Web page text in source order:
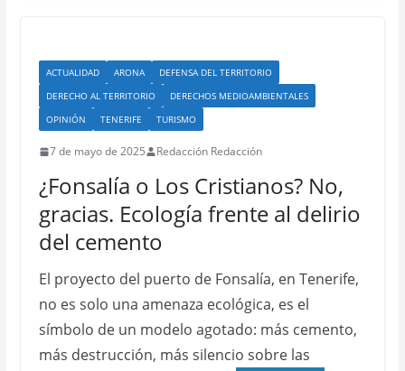
ACTUALIDAD ARONA
DEFENSA DEL TERRITORIO
DERECHO AL TERRITORIO
DERECHOS MEDIOAMBIENTALES
OPINIÓN
TENERIFE TURISMO
7 de mayo de 2025 Redacción Redacción
¿Fonsalía o Los Cristianos? No,
gracias. Ecología frente al delirio
del cemento
El proyecto del puerto de Fonsalía, en Tenerife,
no es solo una amenaza ecológica, es el
símbolo de un modelo agotado: más cemento,
más destrucción, más silencio sobre las